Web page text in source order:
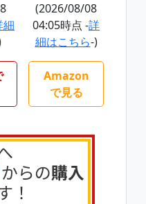
細
(2026/08/08
04:05時点 -詳
細はこちら-)
Amazon
で見る